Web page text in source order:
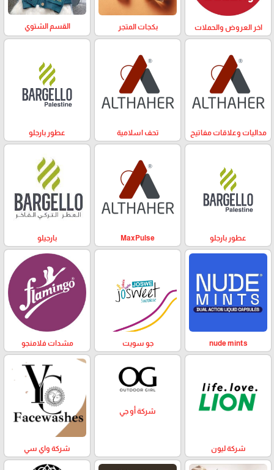
اخر العروض والحملات بكجات المتجر القسم الشتوي
مداليات وعلاقات مفاتيح تحف اسلامية عطور بارجلو
عطور بارجلو MaxPulse بارجيلو
nude mints جو سويت مشدات فلامنجو
شركة ليون
شركة أو جي
شركة واي سي